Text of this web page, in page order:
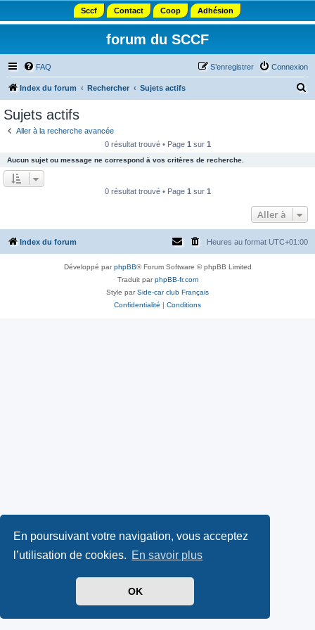
En poursuivant votre navigation, vous acceptez
l’utilisation de cookies. En savoir plus
OK
Sccf Contact Coop Adhésion
forum du SCCF
FAQ Connexion
S’enregistrer
Index du forum Rechercher Sujets actifs
e
r
Sujets actifs
Aller à la recherche avancée
0 résultat trouvé • Page 1 sur 1
Aucun sujet ou message ne correspond à vos critères de recherche.
0 résultat trouvé • Page 1 sur 1
Aller à
Index du forum Heures au format UTC+01:00
Développé parphpBB® Forum Software © phpBB Limited
Traduit parphpBB-fr.com
Style parSide-car club Français
Confidentialité | Conditions